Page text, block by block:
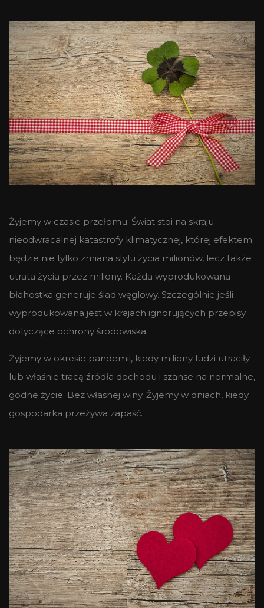
Żyjemy w czasie przełomu. Świat stoi na skraju
nieodwracalnej katastrofy klimatycznej, której efektem
będzie nie tylko zmiana stylu życia milionów, lecz także
utrata życia przez miliony. Każda wyprodukowana
błahostka generuje ślad węglowy. Szczególnie jeśli
wyprodukowana jest w krajach ignorujących przepisy
dotyczące ochrony środowiska.
Żyjemy w okresie pandemii, kiedy miliony ludzi utraciły
lub właśnie tracą źródła dochodu i szanse na normalne,
godne życie. Bez własnej winy. Żyjemy w dniach, kiedy
gospodarka przeżywa zapaść.